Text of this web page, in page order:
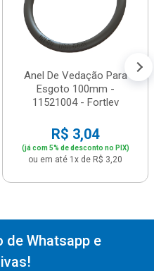
Anel De Vedação Para
Esgoto 100mm -
11521004 - Fortlev
R$ 3,04
(já com 5% de desconto no PIX)
ou em até 1x de R$ 3,20
de Whatsapp e